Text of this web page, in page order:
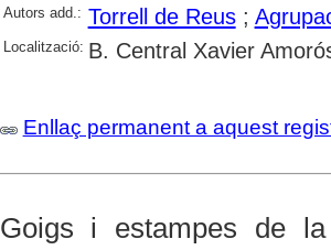
Autors add.: Torrell de Reus;
Localització: B. Central Xavier
Enllaç permanent a aquest
Goigs i estampes de